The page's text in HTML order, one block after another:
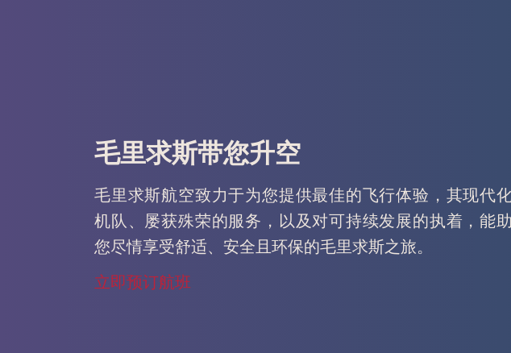
毛里求斯带您升空
毛里求斯航空致力于为您提供最佳的飞行体验，其现代
机队、屡获殊荣的服务，以及对可持续发展的执着，能助
您尽情享受舒适、安全且环保的毛里求斯之旅。
立即预订航班